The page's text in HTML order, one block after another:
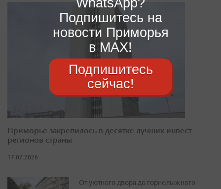
Приморье закрепилось в десятке лучших инвест-
регионов страны
17.07.2026
От уютного двора до горнолыжного
Подпишитесь на
новости Приморья
в MAX!
Подпишитесь
сейчас!